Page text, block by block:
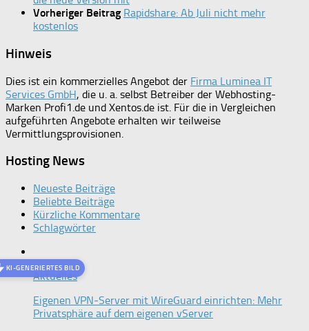
Vorheriger Beitrag Rapidshare: Ab Juli nicht mehr
kostenlos
Hinweis
Dies ist ein kommerzielles Angebot der Firma Luminea IT
Services GmbH, die u. a. selbst Betreiber der Webhosting-
Marken Profi1.de und Xentos.de ist. Für die in Vergleichen
aufgeführten Angebote erhalten wir teilweise
Vermittlungsprovisionen.
Hosting News
Neueste Beiträge
Beliebte Beiträge
Kürzliche Kommentare
Schlagwörter
KI-GENERIERTES BILD
Aktuelles
Eigenen VPN-Server mit WireGuard einrichten: Mehr
Privatsphäre auf dem eigenen vServer